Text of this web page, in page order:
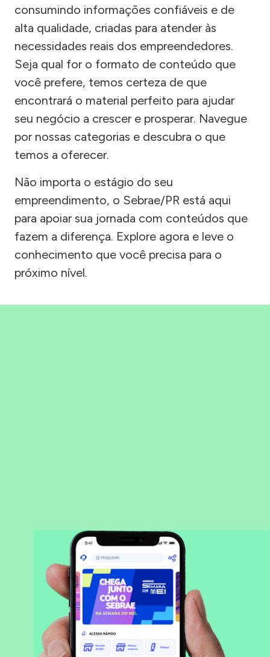
consumindo informações confiáveis e de
alta qualidade, criadas para atender às
necessidades reais dos empreendedores.
Seja qual for o formato de conteúdo que
você prefere, temos certeza de que
encontrará o material perfeito para ajudar
seu negócio a crescer e prosperar. Navegue
por nossas categorias e descubra o que
temos a oferecer.
Não importa o estágio do seu
empreendimento, o Sebrae/PR está aqui
para apoiar sua jornada com conteúdos que
fazem a diferença. Explore agora e leve o
conhecimento que você precisa para o
próximo nível.